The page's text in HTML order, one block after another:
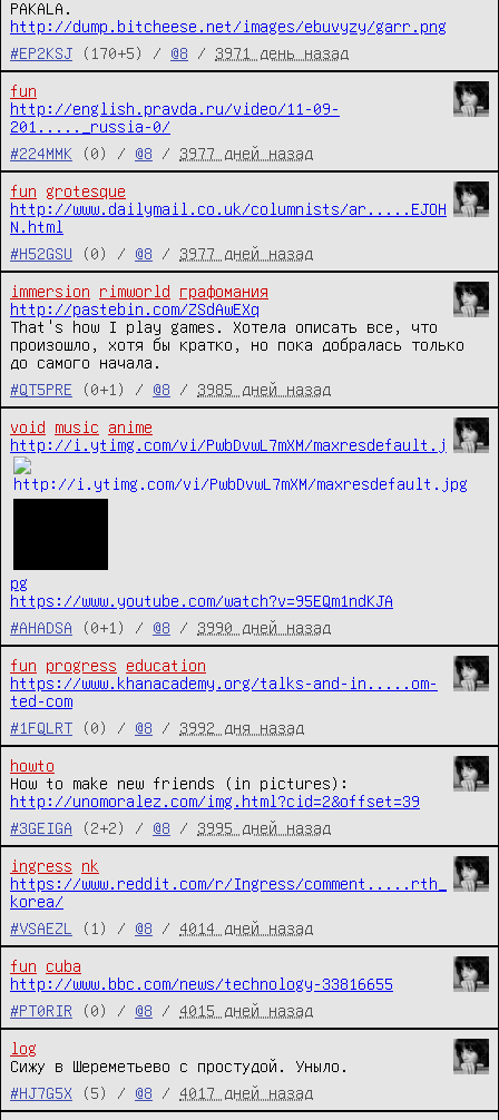
http://dump.bitcheese.net/images/ebuvyzy/garr.png
#EP2KSJ
(170+5) / @8 / 3971 день назад
fun
http://english.pravda.ru/video/11-09-
201....._russia-0/
#224MMK
(0) / @8 / 3977 дней назад
fun
grotesque
http://www.dailymail.co.uk/columnists/ar.....EJOH
N.html
#H52GSU
(0) / @8 / 3977 дней назад
immersion rimworld
графомания
http://pastebin.com/ZSdAwEXq
That's how I play games. Хотела описать все, что
произошло, хотя бы кратко, но пока добралась только
до самого начала.
#QT5PRE
(0+1) / @8 / 3985 дней назад
void music
anime
http://i.ytimg.com/vi/PwbDvwL7mXM/maxresdefault.j
pg
https://www.youtube.com/watch?v=95EQm1ndKJA
#AHADSA
(0+1) / @8 / 3990 дней назад
fun progress
education
https://www.khanacademy.org/talks-and-in.....om-
ted-com
#1FQLRT
(0) / @8 / 3992 дня назад
howto
http://unomoralez.com/img.html?cid=2&offset=39
#3GEIGA
(2+2) / @8 / 3995 дней назад
ingress
nk
https://www.reddit.com/r/Ingress/comment.....rth_
korea/
#VSAEZL
(1) / @8 / 4014 дней назад
fun
cuba
http://www.bbc.com/news/technology-33816655
#PT0RIR
(0) / @8 / 4015 дней назад
log
Сижу в Шереметьево с простудой. Уныло.
#HJ7G5X
(5) / @8 / 4017 дней назад